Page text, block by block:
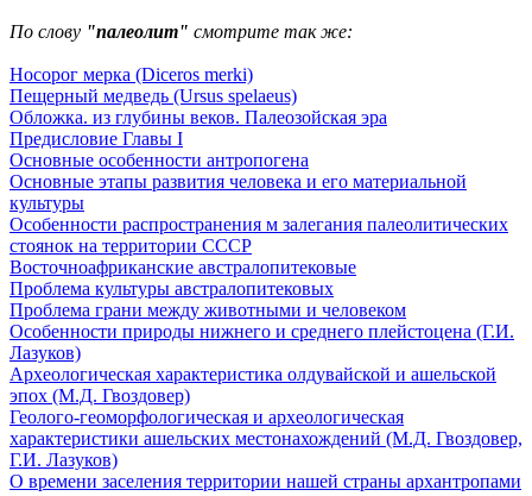
По слову "палеолит" смотрите так же:
Носорог мерка (Diceros merki)
Пещерный медведь (Ursus spelaeus)
Обложка. из глубины веков. Палеозойская эра
Предисловие Главы I
Основные особенности антропогена
Основные этапы развития человека и его материальной
культуры
Особенности распространения м залегания палеолитических
стоянок на территории СССР
Восточноафриканские австралопитековые
Проблема культуры австралопитековых
Проблема грани между животными и человеком
Особенности природы нижнего и среднего плейстоцена (Г.И.
Лазуков)
Археологическая характеристика олдувайской и ашельской
эпох (М.Д. Гвоздовер)
Геолого-геоморфологическая и археологическая
характеристики ашельских местонахождений (М.Д. Гвоздовер,
Г.И. Лазуков)
О времени заселения территории нашей страны архантропами